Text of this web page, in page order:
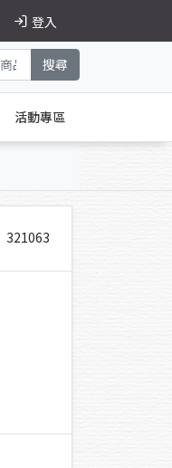
登入
大紅麴特惠組
搜尋
活動專區
321063